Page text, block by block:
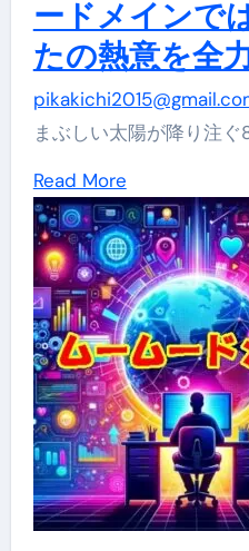
相
談
会
【第
4
次
申
請】
断！
ム
ー
ム
ド
メ
イ
ン
の
『ネ
ッ
ト
de
診
断』
ードメインで
たの熱意を全
まぶしい太陽が降り注
Read MoreRead
more
about
夏
空
に
似
合
う
ド
メ